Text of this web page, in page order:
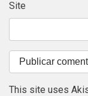
Site
This site uses